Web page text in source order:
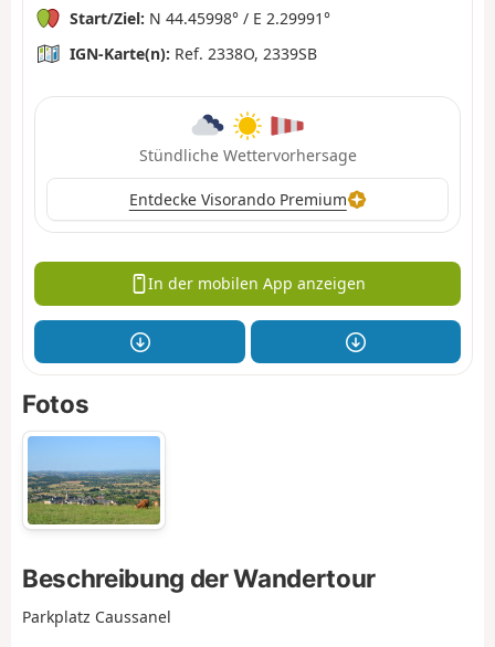
Start/Ziel: N 44.45998° / E 2.29991°
IGN-Karte(n): Ref. 2338O, 2339SB
Stündliche Wettervorhersage
Entdecke Visorando Premium
In der mobilen App anzeigen
Fotos
Beschreibung der Wandertour
Parkplatz Caussanel